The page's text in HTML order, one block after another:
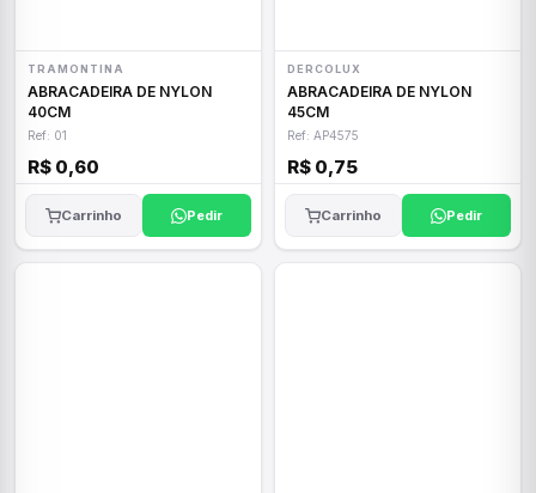
TRAMONTINA
ABRACADEIRA DE NYLON
40CM
Ref: 01
R$ 0,60
Carrinho Pedir
DERCOLUX
ABRACADEIRA DE NYLON
45CM
Ref: AP4575
R$ 0,75
Carrinho Pedir